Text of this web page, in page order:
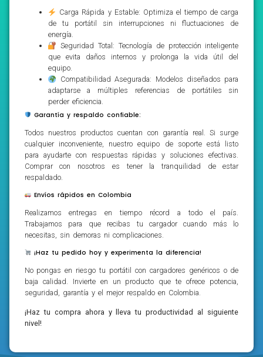
Carga Rápida y Estable: Optimiza el tiempo de carga
de tu portátil sin interrupciones ni fluctuaciones de
energía.
Seguridad Total: Tecnología de protección inteligente
que evita daños internos y prolonga la vida útil del
equipo.
Compatibilidad Asegurada: Modelos diseñados para
adaptarse a múltiples referencias de portátiles sin
perder eficiencia.
Garantía y respaldo confiable:
Todos nuestros productos cuentan con garantía real. Si surge
cualquier inconveniente, nuestro equipo de soporte está listo
para ayudarte con respuestas rápidas y soluciones efectivas.
Comprar con nosotros es tener la tranquilidad de estar
respaldado.
Envíos rápidos en Colombia
Realizamos entregas en tiempo récord a todo el país.
Trabajamos para que recibas tu cargador cuando más lo
necesitas, sin demoras ni complicaciones.
¡Haz tu pedido hoy y experimenta la diferencia!
No pongas en riesgo tu portátil con cargadores genéricos o de
baja calidad. Invierte en un producto que te ofrece potencia,
seguridad, garantía y el mejor respaldo en Colombia.
¡Haz tu compra ahora y lleva tu productividad al siguiente
nivel!